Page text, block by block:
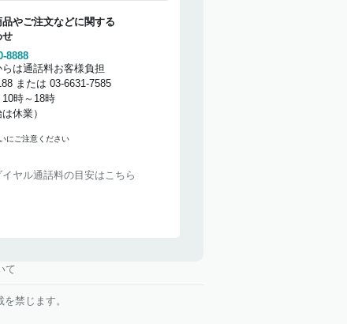
やご注文などに関する
せ
8888
は通話料お客様負担
または 03-6631-7585
時～18時
休業）
にご注意ください
イヤル通話料の目安はこちら
て
禁じます。